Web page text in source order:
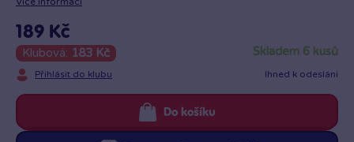
189 Kč
Klubová: 183 Kč
Přihlásit do klubu
skladem 6 kusů
Ihned k odeslání
Do košíku